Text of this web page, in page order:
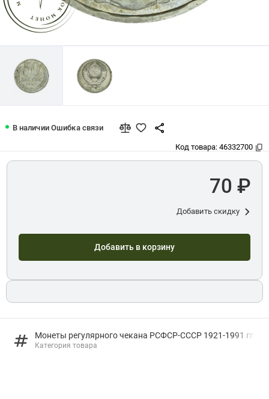
В наличии Ошибка связи
Код товара: 46332700
Монеты регулярного чекана РСФСР-СССР 1921-1991 гг.
Категория товара
70 ₽
Добавить скидку
Добавить в корзину